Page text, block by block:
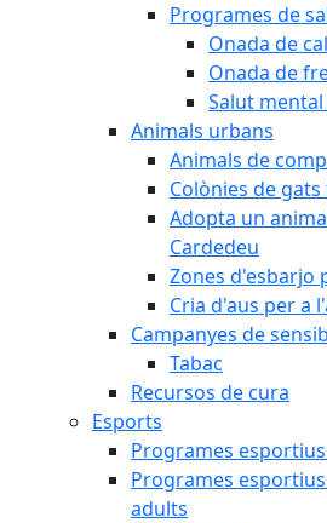
Programes de
Onada de
Onada de
Salut
Animals urbans
Animals de
Colònies de
Adopta un
Cardedeu
Zones d'esbarjo
Cria d'aus per a
Campanyes de
Tabac
Recursos de cura
Esports
Programes
Programes
adults